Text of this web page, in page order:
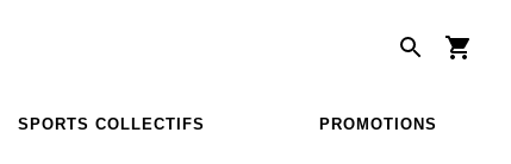
SPORTS COLLECTIFS PROMOTIONS